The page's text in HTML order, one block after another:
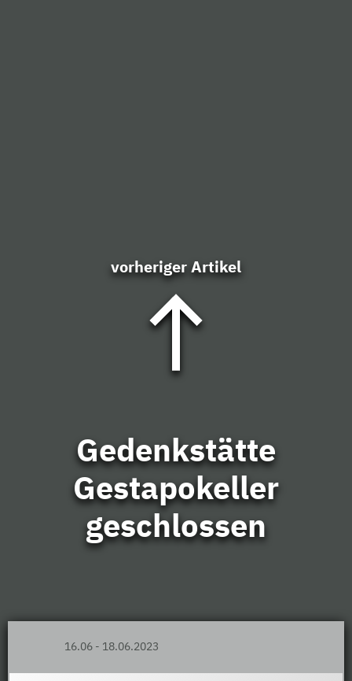
vorheriger Artikel
Gedenkstätte
Gestapokeller
geschlossen
16.06 - 18.06.2023